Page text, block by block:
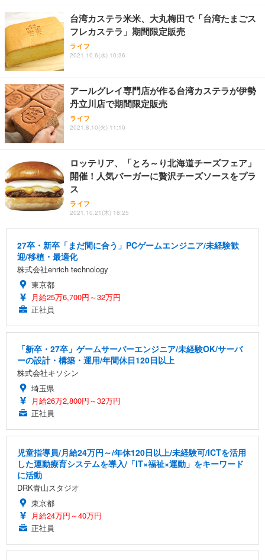
台湾カステラ米米、大丸梅田で「台湾たまごス
フレカステラ」期間限定販売
ライフ
2021.10.6(水) 10:36
アールグレイ専門店が作る台湾カステラが伊勢
丹立川店で期間限定販売
ライフ
2021.8.10(火) 11:10
ロッテリア、「とろ～り北海道チーズフェア」
開催！人気バーガーに贅沢チーズソースをプラ
ス
ライフ
2021.10.21(木) 18:25
27卒・新卒「まだ間に合う」PCゲームエンジニア/未経験歓
迎/移植・最適化
株式会社enrich technology
東京都
月給25万6,700円～32万円
正社員
「新卒・27卒」ゲームサーバーエンジニア/未経験OK/サーバ
ーの設計・構築・運用/年間休日120日以上
株式会社キソシン
埼玉県
月給26万2,800円～32万円
正社員
児童指導員/月給24万円～/年休120日以上/未経験可/ICTを活用
した運動療育システムを導入/「IT×福祉×運動」をキーワード
に活動
DRK青山スタジオ
東京都
月給24万円～40万円
正社員